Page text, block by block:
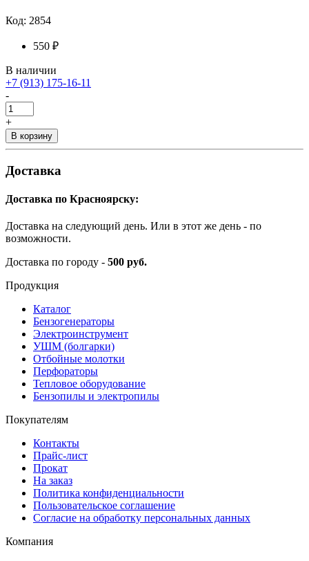
Код: 2854
550 ₽
В наличии
+7 (913) 175-16-11
-
+
В корзину
Доставка
Доставка по Красноярску:
Доставка на следующий день. Или в этот же день - по
возможности.
Доставка по городу - 500 руб.
Продукция
Каталог
Бензогенераторы
Электроинструмент
УШМ (болгарки)
Отбойные молотки
Перфораторы
Тепловое оборудование
Бензопилы и электропилы
Покупателям
Контакты
Прайс-лист
Прокат
На заказ
Политика конфиденциальности
Пользовательское соглашение
Согласие на обработку персональных данных
Компания